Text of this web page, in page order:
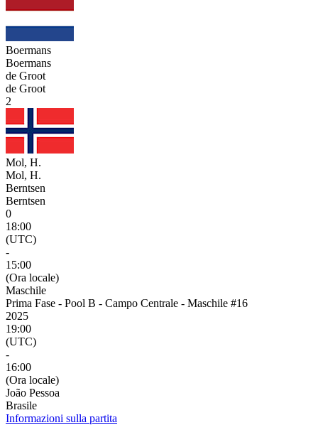
Boermans
Boermans
de Groot
de Groot
2
Mol, H.
Mol, H.
Berntsen
Berntsen
0
18:00
(UTC)
-
15:00
(Ora locale)
Maschile
Prima Fase - Pool B - Campo Centrale - Maschile #16
2025
19:00
(UTC)
-
16:00
(Ora locale)
João Pessoa
Brasile
Informazioni sulla partita